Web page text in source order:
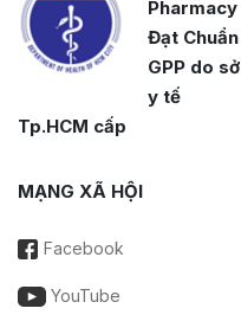
Pharmacy
Đạt Chuẩn
GPP do sở
y tế
Tp.HCM cấp
MẠNG XÃ HỘI
Facebook
YouTube